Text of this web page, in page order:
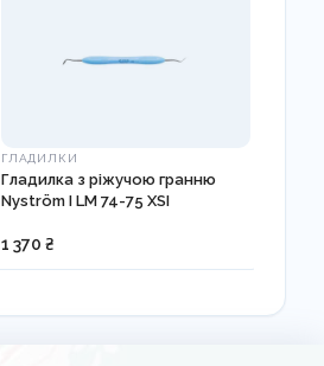
ГЛАДИЛКИ
Гладилка з ріжучою гранню
Nyström I LM 74-75 XSI
1 370 ₴